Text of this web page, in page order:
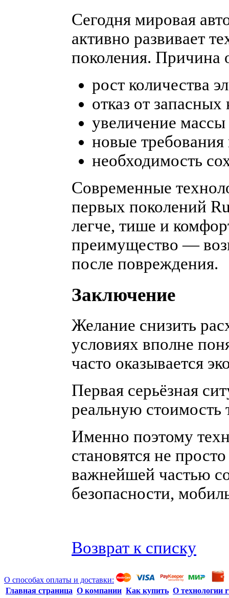
Сегодня мировая
активно развивает
поколения. Причина
рост количества
отказ от запасных
увеличение
новые требования
необходимость
Современные
первых поколений
легче, тише и
преимущество —
после повреждения.
Заключение
Желание снизить
условиях вполне
часто оказывается
Первая серьёзная
реальную стоимость
Именно поэтому
становятся не
важнейшей частью
безопасности,
Возврат к списку
О способах оплаты и доставки:
Главная страница О компании Как купить О технологии